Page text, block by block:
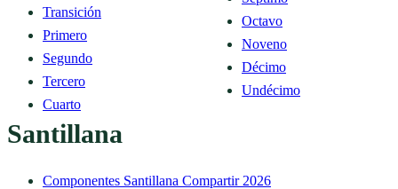
Transición
Primero
Segundo
Tercero
Cuarto
Octavo
Noveno
Décimo
Undécimo
Santillana
Componentes Santillana Compartir 2026